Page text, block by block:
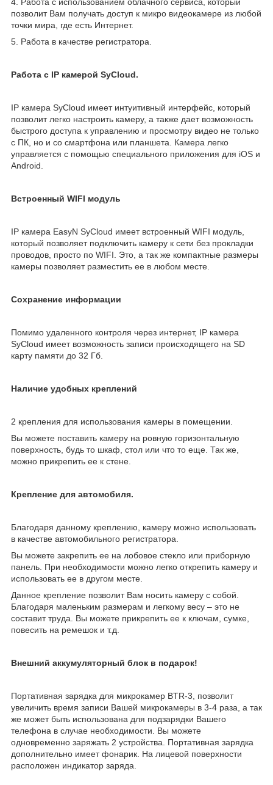
4. Работа с использованием облачного сервиса, который
позволит Вам получать доступ к микро видеокамере из любой
точки мира, где есть Интернет.
5. Работа в качестве регистратора.
Работа с IP камерой SyCloud.
IP камера SyCloud имеет интуитивный интерфейс, который
позволит легко настроить камеру, а также дает возможность
быстрого доступа к управлению и просмотру видео не только
с ПК, но и со смартфона или планшета. Камера легко
управляется с помощью специального приложения для iOS и
Android.
Встроенный WIFI модуль
IP камера EasyN SyCloud имеет встроенный WIFI модуль,
который позволяет подключить камеру к сети без прокладки
проводов, просто по WIFI. Это, а так же компактные размеры
камеры позволяет разместить ее в любом месте.
Сохранение информации
Помимо удаленного контроля через интернет, IP камера
SyCloud имеет возможность записи происходящего на SD
карту памяти до 32 Гб.
Наличие удобных креплений
2 крепления для использования камеры в помещении.
Вы можете поставить камеру на ровную горизонтальную
поверхность, будь то шкаф, стол или что то еще. Так же,
можно прикрепить ее к стене.
Крепление для автомобиля.
Благодаря данному креплению, камеру можно использовать
в качестве автомобильного регистратора.
Вы можете закрепить ее на лобовое стекло или приборную
панель. При необходимости можно легко открепить камеру и
использовать ее в другом месте.
Данное крепление позволит Вам носить камеру с собой.
Благодаря маленьким размерам и легкому весу – это не
составит труда. Вы можете прикрепить ее к ключам, сумке,
повесить на ремешок и т.д.
Внешний аккумуляторный блок в подарок!
Портативная зарядка для микрокамер BTR-3, позволит
увеличить время записи Вашей микрокамеры в 3-4 раза, а так
же может быть использована для подзарядки Вашего
телефона в случае необходимости. Вы можете
одновременно заряжать 2 устройства. Портативная зарядка
дополнительно имеет фонарик. На лицевой поверхности
расположен индикатор заряда.